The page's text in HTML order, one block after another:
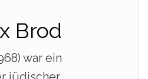
Brod
war ein